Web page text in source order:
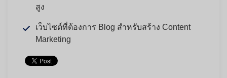
สูง
เว็บไซต์ที่ต้องการ Blog สำหรับสร้าง Content
Marketing